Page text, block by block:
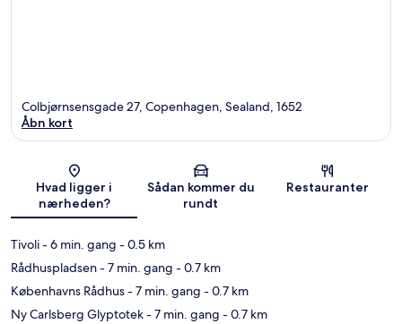
Kort
Colbjørnsensgade 27, Copenhagen, Sealand, 1652
Åbn kort
Hvad ligger i
nærheden?
Sådan kommer du
rundt
Restauranter
Tivoli- 6 min. gang - 0.5 km
Rådhuspladsen- 7 min. gang - 0.7 km
Københavns Rådhus- 7 min. gang - 0.7 km
Ny Carlsberg Glyptotek- 7 min. gang - 0.7 km